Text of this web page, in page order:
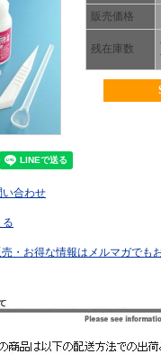
販売価格
残在庫数
い合わせ
る
・お得な情報はメルマガでも